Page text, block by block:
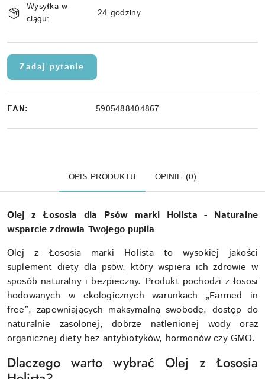
i
dostawa
Wysyłka w
ciągu:
24 godziny
Zadaj pytanie
EAN: 5905488404867
OPIS PRODUKTU OPINIE (0)
Olej z Łososia dla Psów marki Holista - Naturalne
wsparcie zdrowia Twojego pupila
Olej z Łososia marki Holista to wysokiej jakości
suplement diety dla psów, który wspiera ich zdrowie w
sposób naturalny i bezpieczny. Produkt pochodzi z łososi
hodowanych w ekologicznych warunkach „Farmed in
free”, zapewniających maksymalną swobodę, dostęp do
naturalnie zasolonej, dobrze natlenionej wody oraz
organicznej diety bez antybiotyków, hormonów czy GMO.
Dlaczego warto wybrać Olej z Łososia